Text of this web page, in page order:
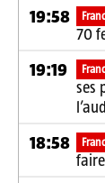
19:58
70
19:19
ses
18:58